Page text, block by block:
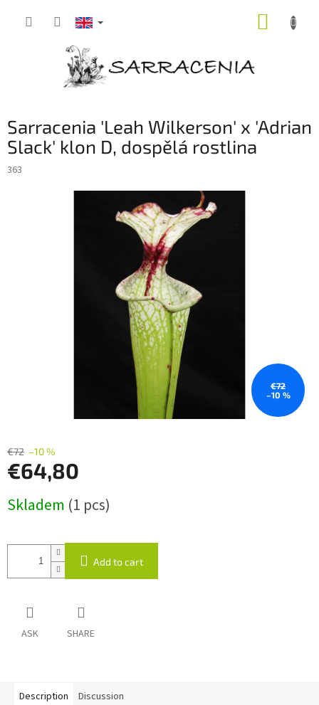
Sarracenia 'Leah Wilkerson' x 'Adrian
Slack' klon D, dospělá rostlina
363
€72
–10 %
€72 –10 %
€64,80
price:
Skladem (1 pcs)
Add to cart
ASK SHARE
Description Discussion